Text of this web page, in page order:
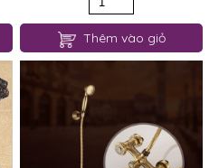
Thêm vào giỏ